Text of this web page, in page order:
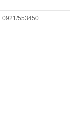
0921/553450